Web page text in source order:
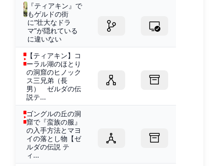
『ティアキン』で
もゲルドの街
に“壮大なドラ
マ”が隠れている
に違いない
【ティアキン】コ
ーラル湖のほとり
の洞窟のヒノック
ス三兄弟（長
男） ゼルダの伝
説テ...
ゴングルの丘の洞
窟で『蛮族の服』
の入手方法とマヨ
イの落とし物【ゼ
ルダの伝説 テ
ィ...